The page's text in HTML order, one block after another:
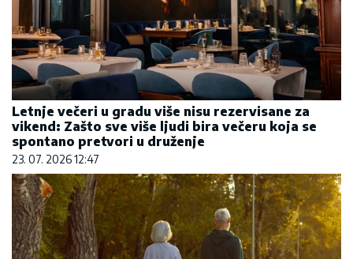
Letnje večeri u gradu više nisu rezervisane za
vikend: Zašto sve više ljudi bira večeru koja se
spontano pretvori u druženje
23. 07. 2026 12:47